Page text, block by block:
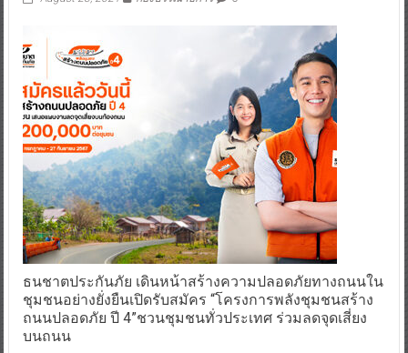
ธนชาตประกันภัย เดินหน้าสร้างความปลอดภัยทางถนนใน
ชุมชนอย่างยั่งยืนเปิดรับสมัคร “โครงการพลังชุมชนสร้าง
ถนนปลอดภัย ปี 4”ชวนชุมชนทั่วประเทศ ร่วมลดจุดเสี่ยง
บนถนน